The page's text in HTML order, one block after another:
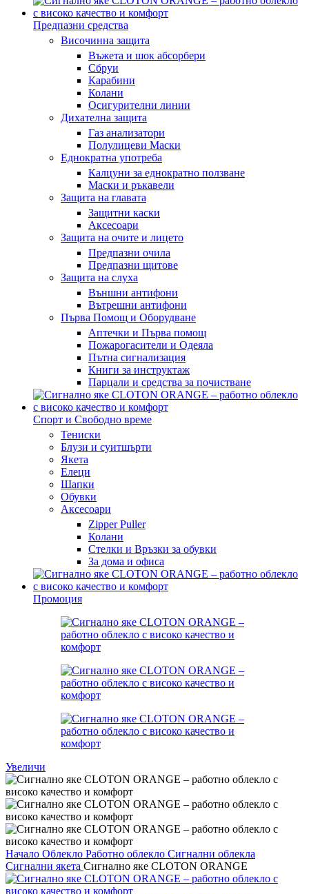
Предпазни средства
Височинна защита
Въжета и шок абсорбери
Сбруи
Карабини
Колани
Осигурителни линии
Дихателна защита
Газ анализатори
Полулицеви Маски
Еднократна употреба
Калцуни за еднократно ползване
Маски и ръкавели
Защита на главата
Защитни каски
Аксесоари
Защита на очите и лицето
Предпазни очила
Предпазни щитове
Защита на слуха
Външни антифони
Вътрешни антифони
Първа Помощ и Оборудване
Аптечки и Първа помощ
Пожарогасители и Одеяла
Пътна сигнализация
Книги за инструктаж
Парцали и средства за почистване
Спорт и Свободно време
Тениски
Блузи и суитшърти
Якета
Елеци
Шапки
Обувки
Аксесоари
Zipper Puller
Колани
Стелки и Връзки за обувки
За дома и офиса
Промоция
Увеличи
Начало Облекло Работно облекло Сигнални облекла
Сигнални якета Сигнално яке CLOTON ORANGE